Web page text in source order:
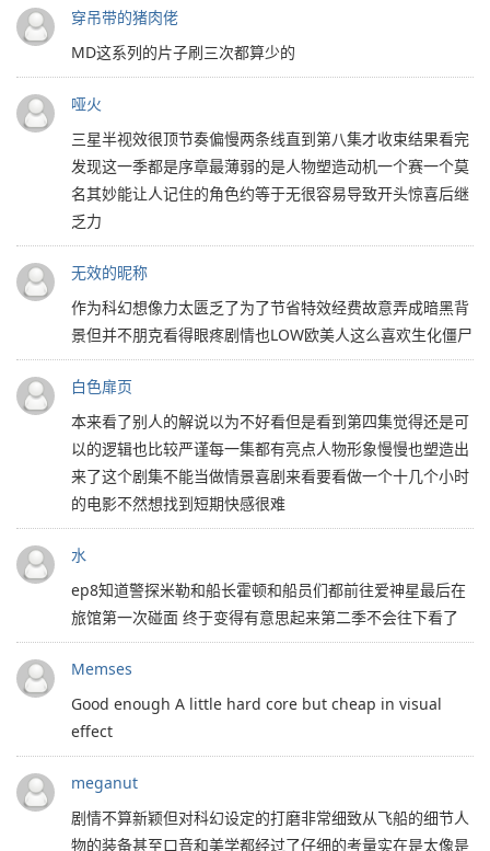
穿吊带的猪肉佬
MD这系列的片子刷三次都算少的
哑火
三星半视效很顶节奏偏慢两条线直到第八集才收束结果看完
发现这一季都是序章最薄弱的是人物塑造动机一个赛一个莫
名其妙能让人记住的角色约等于无很容易导致开头惊喜后继
乏力
无效的昵称
作为科幻想像力太匮乏了为了节省特效经费故意弄成暗黑背
景但并不朋克看得眼疼剧情也LOW欧美人这么喜欢生化僵尸
白色扉页
本来看了别人的解说以为不好看但是看到第四集觉得还是可
以的逻辑也比较严谨每一集都有亮点人物形象慢慢也塑造出
来了这个剧集不能当做情景喜剧来看要看做一个十几个小时
的电影不然想找到短期快感很难
水
ep8知道警探米勒和船长霍顿和船员们都前往爱神星最后在
旅馆第一次碰面 终于变得有意思起来第二季不会往下看了
Memses
Good enough A little hard core but cheap in visual
effect
meganut
剧情不算新颖但对科幻设定的打磨非常细致从飞船的细节人
物的装备甚至口音和美学都经过了仔细的考量实在是太像是